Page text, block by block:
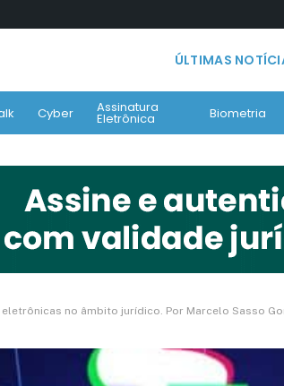
ÚLTIMAS
Cyber Assinatura
Eletrônica Biometria
no âmbito jurídico. Por Marcelo Sasso